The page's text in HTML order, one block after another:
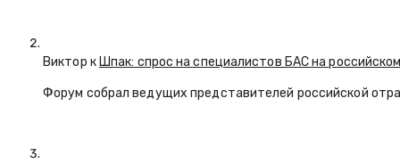
Виктор кШпак: спрос на специалистов БАС на
Форум собрал ведущих представителей российской